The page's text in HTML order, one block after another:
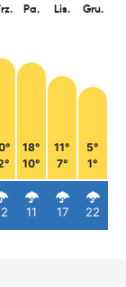
Pa.
18°
10°
11
Lis.
11°
7°
17
Gru.
5°
1°
22